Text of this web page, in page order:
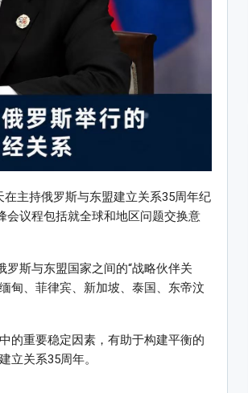
主持俄罗斯与东盟建立关系35周年纪
会议程包括就全球和地区问题交换意
斯与东盟国家之间的“战略伙伴关
甸、菲律宾、新加坡、泰国、东帝汶
的重要稳定因素，有助于构建平衡的
立关系35周年。